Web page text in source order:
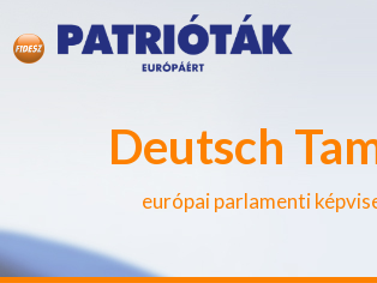
Deutsch
európai parlamenti